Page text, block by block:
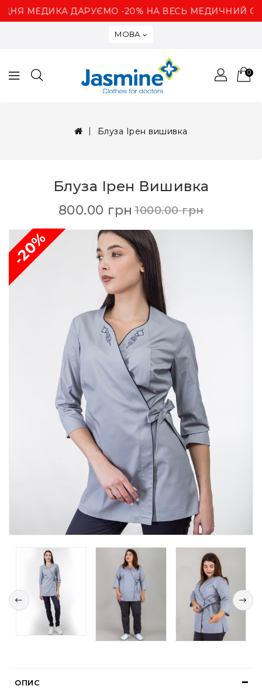
МЕДИКА ДАРУЄМО -20% НА ВЕСЬ МЕДИЧНИЙ
МОВА
0
Блуза Ірен вишивка
Блуза Ірен Вишивка
800.00 грн 1000.00 грн
-20%
ОПИС